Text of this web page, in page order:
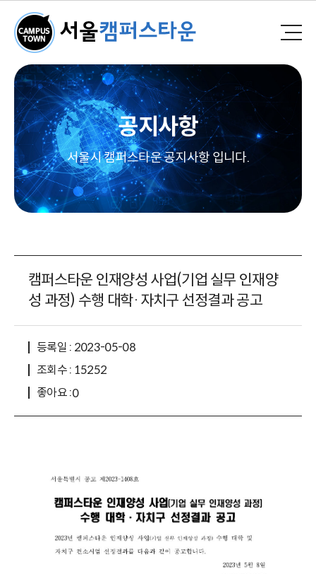
공지사항
서울시 캠퍼스타운 공지사항 입니다.
캠퍼스타운 인재양성 사업(기업 실무 인재양
성 과정) 수행 대학·자치구 선정결과 공고
등록일 : 2023-05-08
조회수 : 15252
좋아요 :0